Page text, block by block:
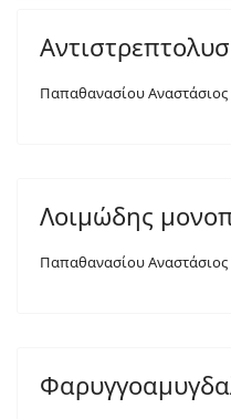
Παπαθανασίου Αναστάσιος
Λοιμώδης
Παπαθανασίου Αναστάσιος